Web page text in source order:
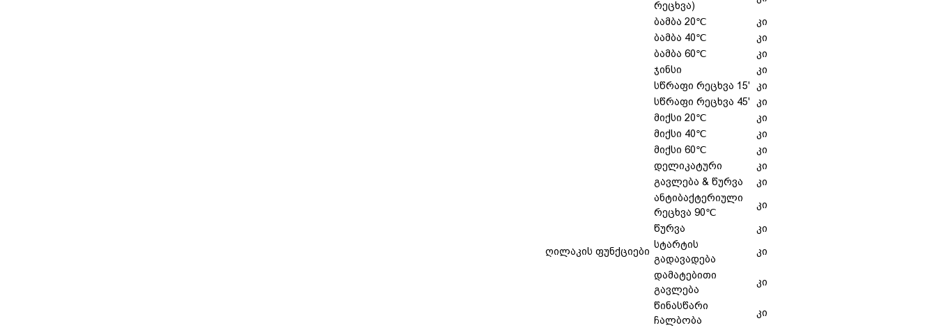
რეცხვა)
ბამბა 20℃
კი
ბამბა 40℃
კი
ბამბა 60℃
კი
ჯინსი
კი
სწრაფი რეცხვა 15'
კი
სწრაფი რეცხვა 45'
კი
მიქსი 20℃
კი
მიქსი 40℃
კი
მიქსი 60℃
კი
დელიკატური
კი
გავლება & წურვა
კი
ანტიბაქტერიული
რეცხვა 90℃
კი
წურვა კი
ღილაკის ფუნქციები
სტარტის
გადავადება
კი
დამატებითი
გავლება
კი
წინასწარი
ჩალბობა
კი